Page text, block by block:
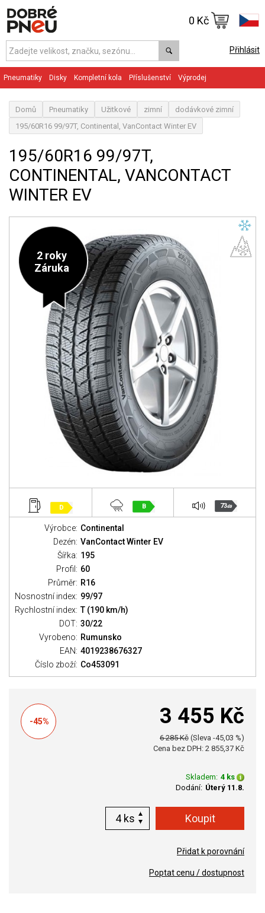
Přihlásit
0 Kč
Pneumatiky Disky Kompletní kola Příslušenství Výprodej
Domů Pneumatiky Užitkové zimní
dodávkové zimní
195/60R16 99/97T, Continental, VanContact Winter EV
195/60R16 99/97T,
CONTINENTAL, VANCONTACT
WINTER EV
2 roky
Záruka
D B 73dB
Výrobce: Continental
Dezén: VanContact Winter EV
Šířka: 195
Profil: 60
Průměr: R16
Nosnostní index: 99/97
Rychlostní index: T (190 km/h)
DOT: 30/22
Vyrobeno: Rumunsko
EAN: 4019238676327
Číslo zboží: Co453091
-45% 3 455 Kč
6 285 Kč (Sleva -45,03 %)
Cena bez DPH: 2 855,37 Kč
Skladem: 4 ks
Dodání: Úterý 11.8.
ks
Přidat k porovnání
Poptat cenu / dostupnost